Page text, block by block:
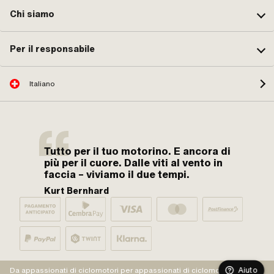
Chi siamo
Per il responsabile
Italiano
Tutto per il tuo motorino. E ancora di
più per il cuore. Dalle viti al vento in
faccia – viviamo il due tempi.
Kurt Bernhard
Da appassionati di ciclomotori per appassionati di ciclomotori. Aiuto